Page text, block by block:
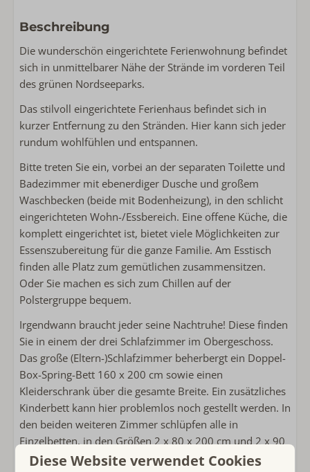
Kostenlose Wlan
Nichtraucher
Waschmaschine
Wäschetrockner
Wohnen & Kochen
Grundfläche: 96
Smart TV
Bügeleisen
Bügelbrett
Wäscheständer
Spülmaschine
Kombimicrowelle
Kühlschrank mit Gefrier
Kaffeemaschine mit Pads
Kaffeemaschinenfilter
Wasserkocher
Toaster
Außenbereich
Lounge-Sofa
Liegestühle
Verwendung von Lagerung oder Schuppen
Beschreibung
Die wunderschön eingerichtete Ferienwohnung befindet
sich in unmittelbarer Nähe der Strände im vorderen Teil
des grünen Nordseeparks.
Das stilvoll eingerichtete Ferienhaus befindet sich in
kurzer Entfernung zu den Stränden. Hier kann sich jeder
rundum wohlfühlen und entspannen.
Bitte treten Sie ein, vorbei an der separaten Toilette und
Badezimmer mit ebenerdiger Dusche und großem
Waschbecken (beide mit Bodenheizung), in den schlicht
eingerichteten Wohn-/Essbereich. Eine offene Küche, die
komplett eingerichtet ist, bietet viele Möglichkeiten zur
Essenszubereitung für die ganze Familie. Am Esstisch
finden alle Platz zum gemütlichen zusammensitzen.
Oder Sie machen es sich zum Chillen auf der
Polstergruppe bequem.
Irgendwann braucht jeder seine Nachtruhe! Diese finden
Sie in einem der drei Schlafzimmer im Obergeschoss.
Das große (Eltern-)Schlafzimmer beherbergt ein Doppel-
Box-Spring-Bett 160 x 200 cm sowie einen
Kleiderschrank über die gesamte Breite. Ein zusätzliches
Kinderbett kann hier problemlos noch gestellt werden. In
den beiden weiteren Zimmer schlüpfen alle in
Einzelbetten, in den Größen 2 x 80 x 200 cm und 2 x 90
x 200 cm, unter die Decke. Die zweite Toilette mit
Diese Website verwendet Cookies